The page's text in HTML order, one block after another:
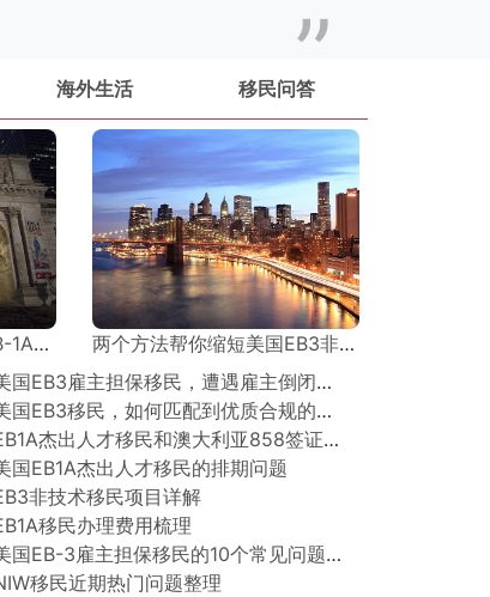
海外生活 移民问答
节点
两个方法帮你缩短美国EB3非技术移民排期！亲测有效！
○ 办理美国EB3雇主担保移民，遭遇雇主倒闭怎么办？
○ 申请美国EB3移民，如何匹配到优质合规的雇主？
○ 美国EB1A杰出人才移民和澳大利亚858签证对比
国EB1A杰出人才移民的排期问题
非技术移民项目详解
移民办理费用梳理
○ 关于美国EB-3雇主担保移民的10个常见问题及解答！
移民近期热门问题整理